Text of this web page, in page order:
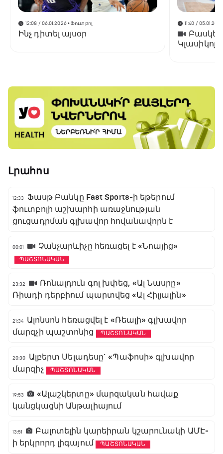
12:08 / 06.01.2026• Ֆուտբոլ
Ինչ դիտել այսօր
11:40 /
Լրահոս
12:33
Ֆասթ Բանկը Fast Sports-ի եթերում
ֆուտբոլի աշխարհի առաջնության
ցուցադրման գլխավոր հովանավորն է
00:01 Չանչարևիչը հեռացել է «Նոայից»
ՊԱՇՏՈՆԱԿԱՆ
23:32
Ռոնալդուն գոլ խփեց, «Ալ Նասրը»
Ռիադի դերբիում պարտվեց «Ալ Հիլյալին»
21:34 Ալոնսոն հեռացվել է «Ռեալի» գլխավոր
մարզչի պաշտոնից
ՊԱՇՏՈՆԱԿԱՆ
20:30
Ալբերտ Սելադեսը` «Պաֆոսի» գլխավոր
մարզիչ
ՊԱՇՏՈՆԱԿԱՆ
19:53
«Ալաշկերտը» մարզական հավաք
կանցկացնի Անթալիայում
13:51
Բալոտելին կարեիրան կշարունակի ԱՄԷ-
ի երկրորդ լիգայում
ՊԱՇՏՈՆԱԿԱՆ